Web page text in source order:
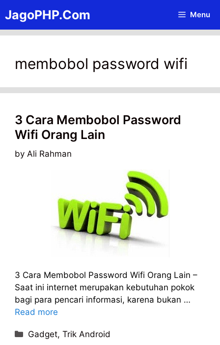
to
content
JagoPHP.Com Menu
membobol password wifi
3 Cara Membobol Password
Wifi Orang Lain
by Ali Rahman
3 Cara Membobol Password Wifi Orang Lain –
Saat ini internet merupakan kebutuhan pokok
bagi para pencari informasi, karena bukan …
Read more
Categories
Gadget,Trik Android